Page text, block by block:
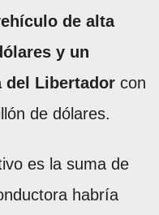
de alta
y un
del Libertador con
de dólares.
es la suma de
habría